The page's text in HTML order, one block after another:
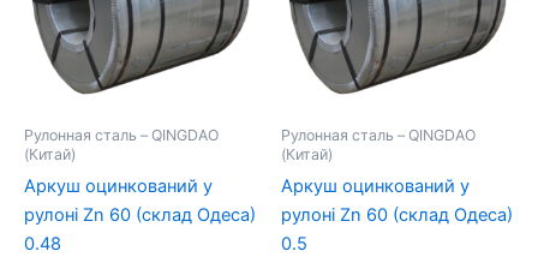
Рулонная сталь – QINGDAO
(Китай)
Аркуш оцинкований у
рулоні Zn 60 (склад Одеса)
0.48
Рулонная сталь – QINGDAO
(Китай)
Аркуш оцинкований у
рулоні Zn 60 (склад Одеса)
0.5